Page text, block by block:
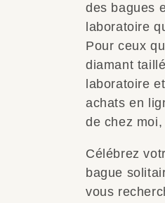
des bagues
laboratoire
Pour ceux
diamant
laboratoire
achats en
de chez
Célébrez
bague
vous